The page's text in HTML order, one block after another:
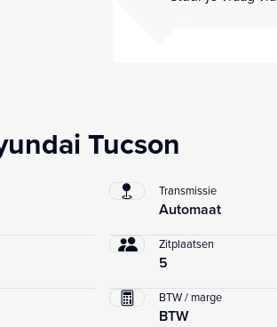
Tucson
Transmissie
Automaat
Zitplaatsen
5
BTW / marge
BTW